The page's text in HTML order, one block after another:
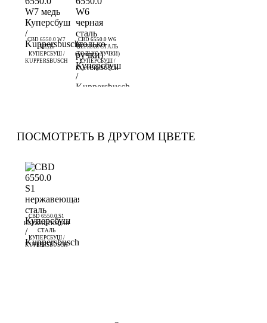
CBD 6550.0 W7
МЕДЬ
КУПЕРСБУШ /
KUPPERSBUSCH
CBD 6550.0 W6
ЧЕРНАЯ СТАЛЬ
(ТОЛЬКО РУЧКИ)
КУПЕРСБУШ /
KUPPERSBUSCH
ПОСМОТРЕТЬ В ДРУГОМ ЦВЕТЕ
CBD 6550.0 S1
НЕРЖАВЕЮЩАЯ
СТАЛЬ
КУПЕРСБУШ /
KUPPERSBUSCH